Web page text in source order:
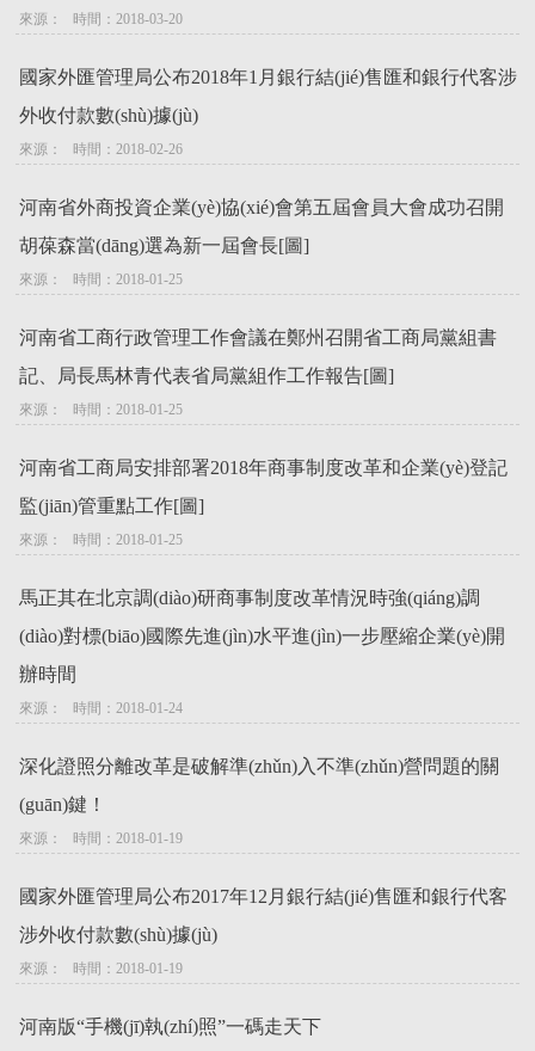
來源：   時間：2018-03-20
國家外匯管理局公布2018年1月銀行結(jié)售匯和銀行代客涉
外收付款數(shù)據(jù)
來源：   時間：2018-02-26
河南省外商投資企業(yè)協(xié)會第五屆會員大會成功召開
胡葆森當(dāng)選為新一屆會長[圖]
來源：   時間：2018-01-25
河南省工商行政管理工作會議在鄭州召開省工商局黨組書
記、局長馬林青代表省局黨組作工作報告[圖]
來源：   時間：2018-01-25
河南省工商局安排部署2018年商事制度改革和企業(yè)登記
監(jiān)管重點工作[圖]
來源：   時間：2018-01-25
馬正其在北京調(diào)研商事制度改革情況時強(qiáng)調
(diào)對標(biāo)國際先進(jìn)水平進(jìn)一步壓縮企業(yè)開
辦時間
來源：   時間：2018-01-24
深化證照分離改革是破解準(zhǔn)入不準(zhǔn)營問題的關
(guān)鍵！
來源：   時間：2018-01-19
國家外匯管理局公布2017年12月銀行結(jié)售匯和銀行代客
涉外收付款數(shù)據(jù)
來源：   時間：2018-01-19
河南版“手機(jī)執(zhí)照”一碼走天下